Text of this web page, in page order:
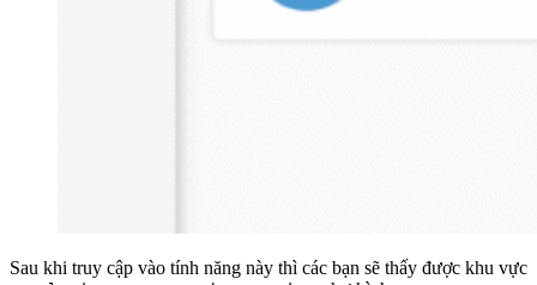
Sau khi truy cập vào tính năng này thì các bạn sẽ thấy được khu vực